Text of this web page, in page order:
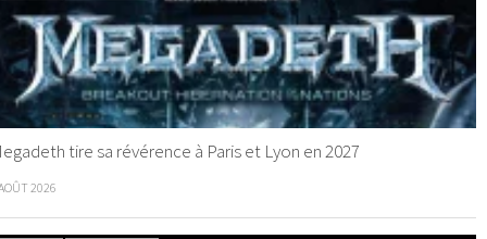
tire sa révérence à Paris et Lyon en 2027
2026